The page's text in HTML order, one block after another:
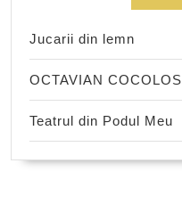
Jucarii din lemn
OCTAVIAN COCOLOS
Teatrul din Podul Meu